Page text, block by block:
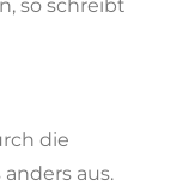
so schreibt
die
aus.